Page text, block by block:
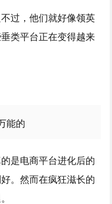
过，他们就好像领英
类平台正在变得越来
能的
是电商平台进化后的
。然而在疯狂滋长的